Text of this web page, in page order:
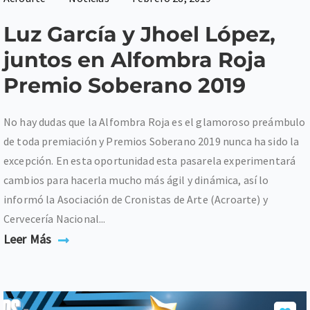
Luz García y Jhoel López,
juntos en Alfombra Roja
Premio Soberano 2019
No hay dudas que la Alfombra Roja es el glamoroso preámbulo
de toda premiación y Premios Soberano 2019 nunca ha sido la
excepción. En esta oportunidad esta pasarela experimentará
cambios para hacerla mucho más ágil y dinámica, así lo
informó la Asociación de Cronistas de Arte (Acroarte) y
Cervecería Nacional...
Leer Más